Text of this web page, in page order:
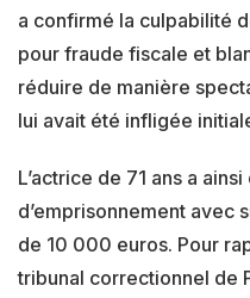
a confirmé la culpabilité
pour fraude fiscale et
réduire de manière
lui avait été infligée
L’actrice de 71 ans a
d’emprisonnement avec
de 10 000 euros. Pour
tribunal correctionnel de